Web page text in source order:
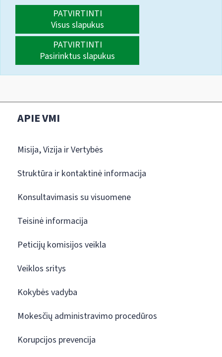
PATVIRTINTI
Visus slapukus
PATVIRTINTI
Pasirinktus slapukus
APIE VMI
Misija, Vizija ir Vertybės
Struktūra ir kontaktinė informacija
Konsultavimasis su visuomene
Teisinė informacija
Peticijų komisijos veikla
Veiklos sritys
Kokybės vadyba
Mokesčių administravimo procedūros
Korupcijos prevencija